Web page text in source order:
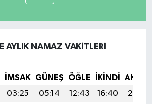
AYLIK NAMAZ VAKITLERI
İMSAK GÜNEŞ ÖĞLE İKINDI
03:25 05:14 12:43 16:40
20:03